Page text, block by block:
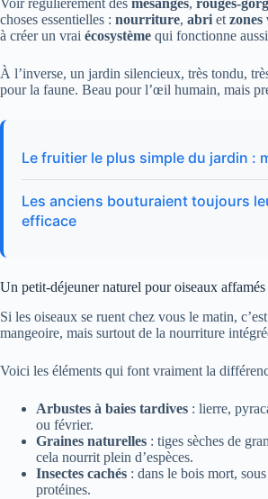
Voir régulièrement des mésanges, rouges-
choses essentielles : nourriture, abri etzones
à créer un vrai écosystème qui fonctionne
À l’inverse, un jardin silencieux, très tondu,
pour la faune. Beau pour l’œil humain, mais
Le fruitier le plus simple du jardin :
Les anciens bouturaient toujours
efficace
Un petit-déjeuner naturel pour oiseaux affamés
Si les oiseaux se ruent chez vous le matin,
mangeoire, mais surtout de la nourriture
Voici les éléments qui font vraiment la
Arbustes à baies tardives : lierre,
ou février.
Graines naturelles : tiges sèches de
cela nourrit plein d’espèces.
Insectes cachés : dans le bois mort,
protéines.